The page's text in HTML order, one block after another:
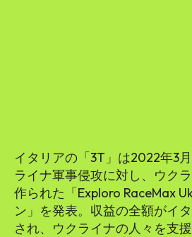
イタリアの「3T」は2022年3
ライナ軍事侵攻に対し、ウク
作られた「Exploro RaceMax
ン」を発表。収益の全額がイ
され、ウクライナの人々を支援